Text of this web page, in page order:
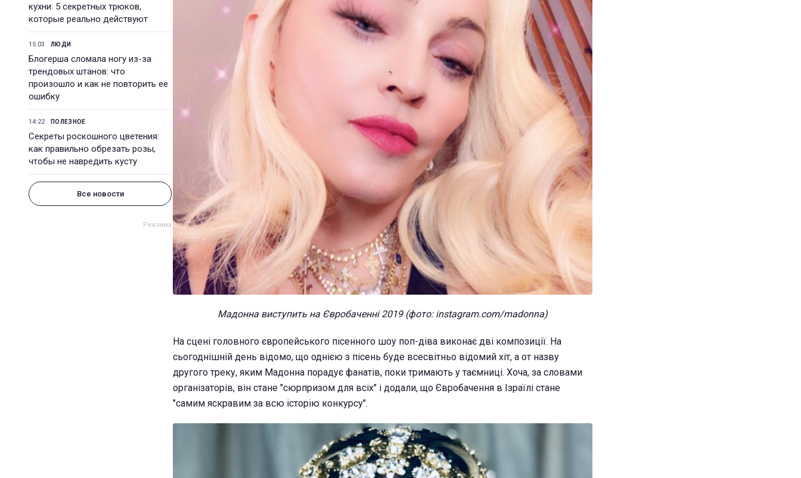
кухни: 5 секретных трюков,
которые реально действуют
15:03 ЛЮДИ
Блогерша сломала ногу из-за
трендовых штанов: что
произошло и как не повторить ее
ошибку
14:22 ПОЛЕЗНОЕ
Секреты роскошного цветения:
как правильно обрезать розы,
чтобы не навредить кусту
Все новости
Мадонна виступить на Євробаченні 2019 (фото: instagram.com/madonna)
На сцені головного європейського пісенного шоу поп-діва виконає дві композиції. На
сьогоднішній день відомо, що однією з пісень буде всесвітньо відомий хіт, а от назву
другого треку, яким Мадонна порадує фанатів, поки тримають у таємниці. Хоча, за словами
організаторів, він стане "сюрпризом для всіх" і додали, що Євробачення в Ізраїлі стане
"самим яскравим за всю історію конкурсу".